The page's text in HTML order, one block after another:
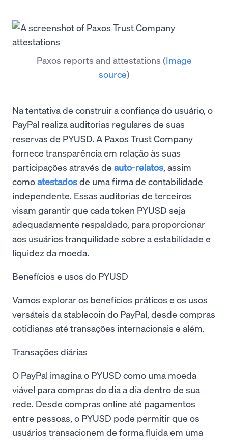
Paxos reports and attestations (Image
source)
Na tentativa de construir a confiança do usuário, o
PayPal realiza auditorias regulares de suas
reservas de PYUSD. A Paxos Trust Company
fornece transparência em relação às suas
participações através de auto-relatos, assim
comoatestadosde uma firma de contabilidade
independente. Essas auditorias de terceiros
visam garantir que cada token PYUSD seja
adequadamente respaldado, para proporcionar
aos usuários tranquilidade sobre a estabilidade e
liquidez da moeda.
Benefícios e usos do PYUSD
Vamos explorar os benefícios práticos e os usos
versáteis da stablecoin do PayPal, desde compras
cotidianas até transações internacionais e além.
Transações diárias
O PayPal imagina o PYUSD como uma moeda
viável para compras do dia a dia dentro de sua
rede. Desde compras online até pagamentos
entre pessoas, o PYUSD pode permitir que os
usuários transacionem de forma fluida em uma